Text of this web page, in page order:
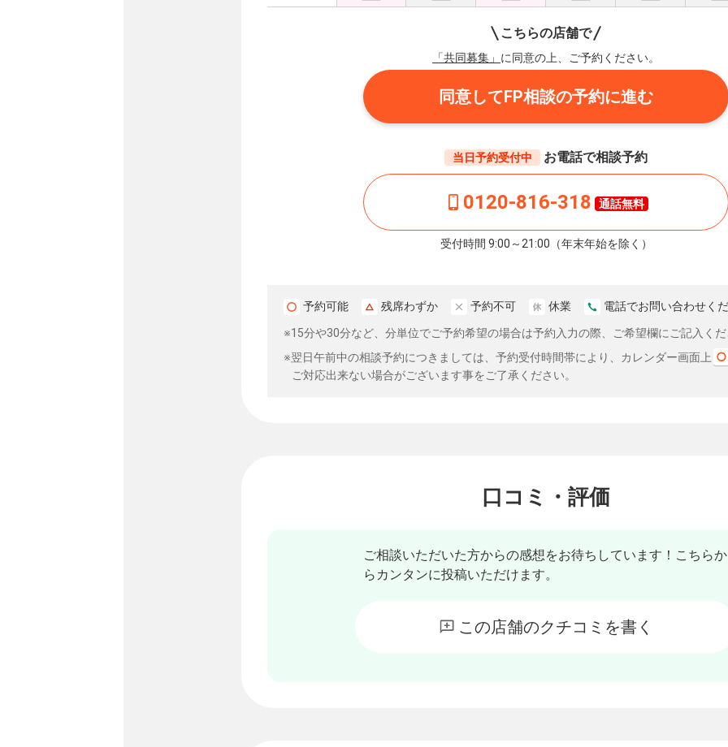
こちらの店舗で
「共同募集」 に同意の上、ご予約ください。
同意してFP相談の予約に進む
当日予約受付中 お電話で相談予約
0120-816-318 通話無料
受付時間 9:00～21:00（年末年始を除く）
予約可能 残席わずか 予約不可 休業 電話でお問い合わせくだ
※15分や30分など、分単位でご予約希望の場合は予約入力の際、ご希望欄にご記入くだ
※翌日午前中の相談予約につきましては、予約受付時間帯により、カレンダー画面上
ご対応出来ない場合がございます事をご了承ください。
口コミ・評価
ご相談いただいた方からの感想をお待ちしています！こちらか
らカンタンに投稿いただけます。
この店舗のクチコミを書く